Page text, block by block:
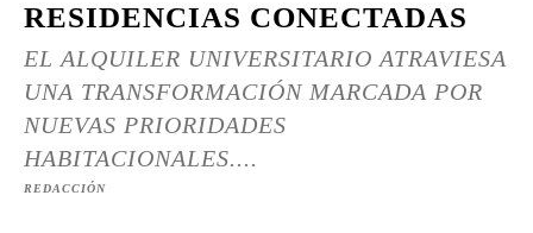
RESIDENCIAS CONECTADAS
EL ALQUILER UNIVERSITARIO ATRAVIESA
UNA TRANSFORMACIÓN MARCADA POR
NUEVAS PRIORIDADES
HABITACIONALES....
REDACCIÓN